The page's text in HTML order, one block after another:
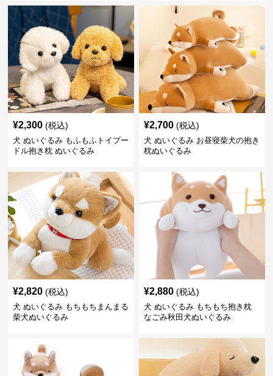
¥2,300 (税込)
犬 ぬいぐるみ もふもふトイプー
ドル抱き枕 ぬいぐるみ
¥2,700 (税込)
犬 ぬいぐるみ お昼寝柴犬の抱き
枕ぬいぐるみ
¥2,820 (税込)
犬 ぬいぐるみ もちもちまんまる
柴犬ぬいぐるみ
¥2,880 (税込)
犬 ぬいぐるみ もちもち抱き枕
なごみ秋田犬ぬいぐるみ